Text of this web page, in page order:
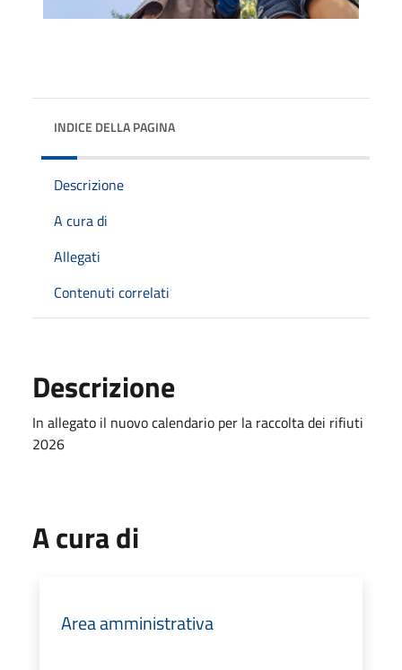
INDICE DELLA PAGINA
Descrizione
A cura di
Allegati
Contenuti correlati
Descrizione
In allegato il nuovo calendario per la raccolta dei rifiuti
2026
A cura di
Area amministrativa